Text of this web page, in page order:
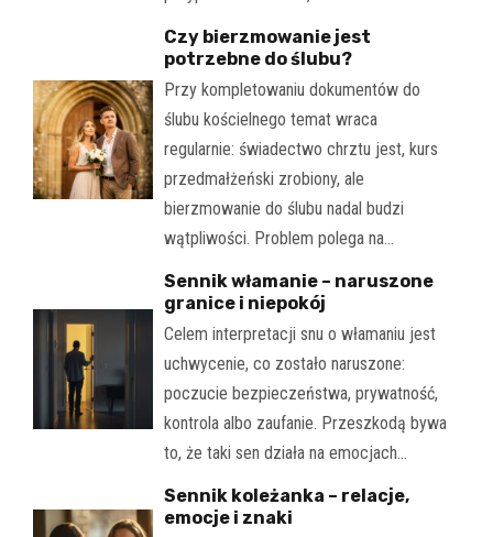
Czy bierzmowanie jest
potrzebne do ślubu?
Przy kompletowaniu dokumentów do
ślubu kościelnego temat wraca
regularnie: świadectwo chrztu jest, kurs
przedmałżeński zrobiony, ale
bierzmowanie do ślubu nadal budzi
wątpliwości. Problem polega na…
Sennik włamanie – naruszone
granice i niepokój
Celem interpretacji snu o włamaniu jest
uchwycenie, co zostało naruszone:
poczucie bezpieczeństwa, prywatność,
kontrola albo zaufanie. Przeszkodą bywa
to, że taki sen działa na emocjach…
Sennik koleżanka – relacje,
emocje i znaki